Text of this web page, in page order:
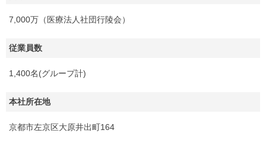
7,000万（医療法人社団行陵会）
従業員数
1,400名(グループ計)
本社所在地
京都市左京区大原井出町164